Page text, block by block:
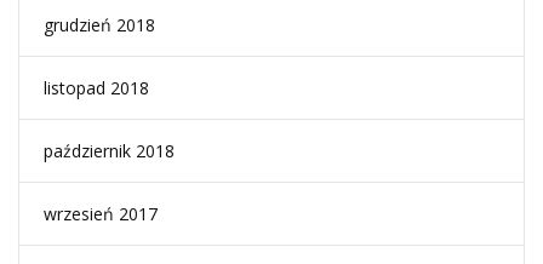
grudzień 2018
listopad 2018
październik 2018
wrzesień 2017